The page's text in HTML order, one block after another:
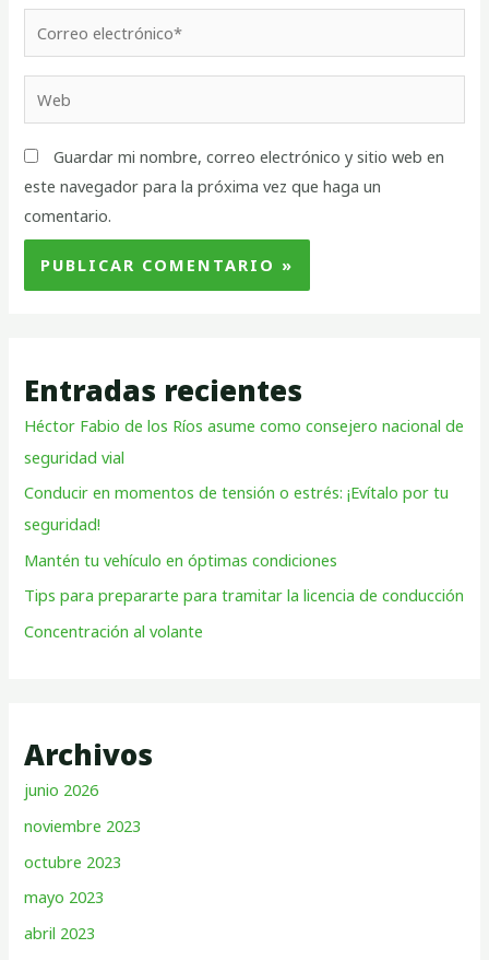
Guardar mi nombre, correo electrónico y sitio web en
este navegador para la próxima vez que haga un
comentario.
Entradas recientes
Héctor Fabio de los Ríos asume como consejero nacional de
seguridad vial
Conducir en momentos de tensión o estrés: ¡Evítalo por tu
seguridad!
Mantén tu vehículo en óptimas condiciones
Tips para prepararte para tramitar la licencia de conducción
Concentración al volante
Archivos
junio 2026
noviembre 2023
octubre 2023
mayo 2023
abril 2023